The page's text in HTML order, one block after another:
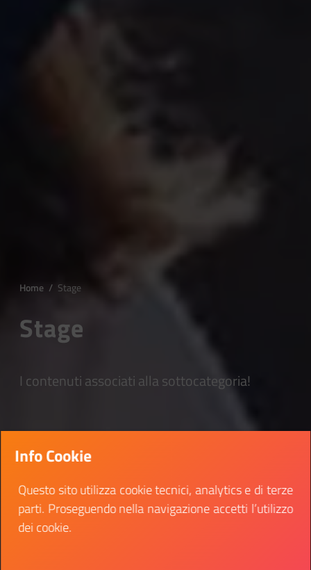
Home / Stage
Stage
I contenuti associati alla sottocategoria!
Info Cookie
Questo sito utilizza cookie tecnici, analytics e di terze
parti. Proseguendo nella navigazione accetti l’utilizzo
dei cookie.